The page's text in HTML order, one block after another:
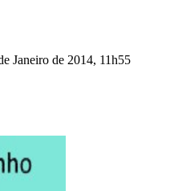
Janeiro de 2014, 11h55